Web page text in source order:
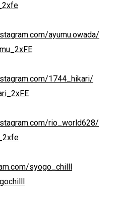
ayumu.owada/
1744_hikari/
rio_world628/
syogo_chilll